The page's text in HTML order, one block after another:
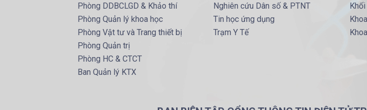
Phòng DDBCLGD & Khảo thí
Phòng Quản lý khoa học
Phòng Vật tư và Trang thiết bị
Phòng Quản trị
Phòng HC & CTCT
Ban Quản lý KTX
Nghiên cứu Dân số & PTNT
Tin học ứng dụng
Trạm Y Tế